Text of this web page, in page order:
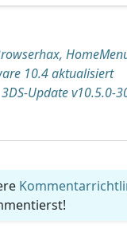
10.4 aktualisiert
3DS-Update v10.5.0-